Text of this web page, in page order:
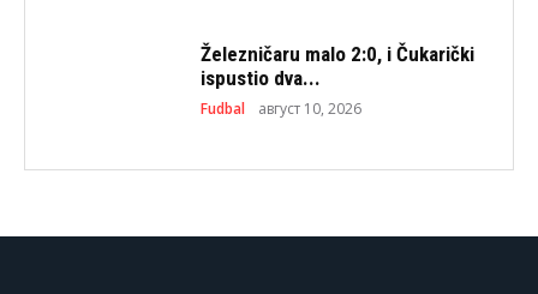
Železničaru malo 2:0, i Čukarički
ispustio dva...
Fudbal август 10, 2026